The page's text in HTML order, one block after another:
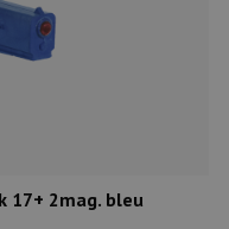
17+ 2mag. bleu